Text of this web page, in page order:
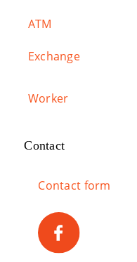
ATM
Exchange
Worker
Contact
Contact form